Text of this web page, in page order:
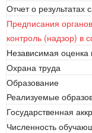
Отчет о результатах
Предписания
контроль (надзор) в
Независимая оценка
Охрана труда
Образование
Реализуемые
Государственная
Численность